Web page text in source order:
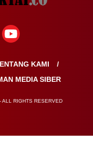
KAMI
MEDIA SIBER
ALL RIGHTS RESERVED